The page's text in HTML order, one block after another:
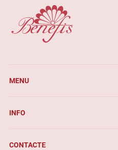
MENU
INFO
CONTACTE